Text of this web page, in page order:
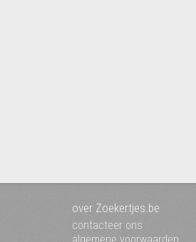
over Zoekertjes.be
contacteer ons